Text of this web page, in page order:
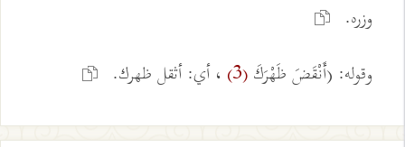
وزره.
وقوله: (أَنْقَضَ ظَهْرَكَ(3) ، أي: أثقل ظهرك.